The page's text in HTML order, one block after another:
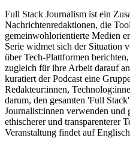
Full Stack Journalism ist ein
Nachrichtenredaktionen, die
gemeinwohlorientierte Medien
Serie widmet sich der Situation
über Tech-Plattformen
zugleich für ihre Arbeit darauf
kuratiert der Podcast eine
Redakteur:innen,
darum, den gesamten 'Full
Journalist:innen verwenden und
ethischerer und transparenterer
Veranstaltung findet auf